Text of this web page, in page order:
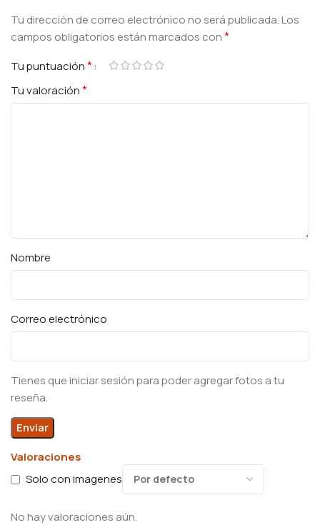
Valoraciones
Solo con imagenes
No hay valoraciones aún.
Tu dirección de correo electrónico no será publicada.Los
campos obligatorios están marcados con*
Tu puntuación*
Tu valoración*
Nombre
Correo electrónico
Tienes que iniciar sesión para poder agregar fotos a tu
reseña.